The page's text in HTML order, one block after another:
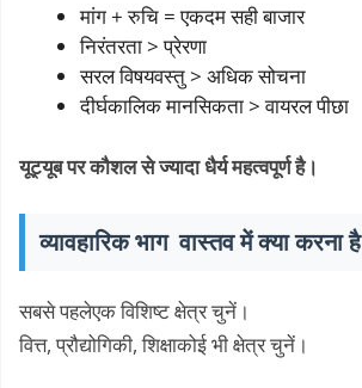
मांग + रुचि = एकदम सही बाजार
निरंतरता > प्रेरणा
सरल विषयवस्तु > अधिक सोचना
दीर्घकालिक मानसिकता > वायरल पीछा
यूट्यूब पर कौशल से ज्यादा धैर्य महत्वपूर्ण है।
व्यावहारिक भाग वास्तव में क्या करना है
सबसे पहलेएक विशिष्ट क्षेत्र चुनें।
वित्त, प्रौद्योगिकी, शिक्षाकोई भी क्षेत्र चुनें।